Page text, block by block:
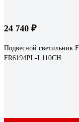
24 740 ₽
Подвесной светильник
FR6194PL-L110CH